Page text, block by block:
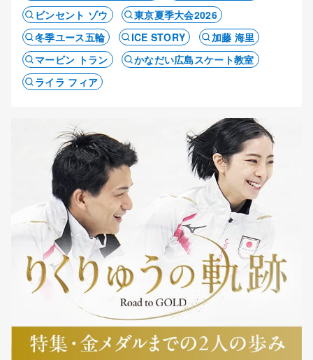
ビンセント ゾウ
東京夏季大会2026
冬季ユース五輪
ICE STORY
加藤 海里
マービン トラン
かなだい広島スケート教室
ライラ フィア